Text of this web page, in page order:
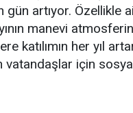
artıyor. Özellikle
manevi
katılımın her yıl
için